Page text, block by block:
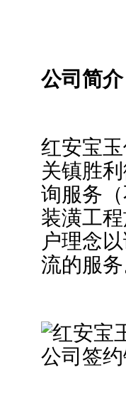
公司简介
红安宝
关镇胜
询服务
装潢工
户理念
流的服务